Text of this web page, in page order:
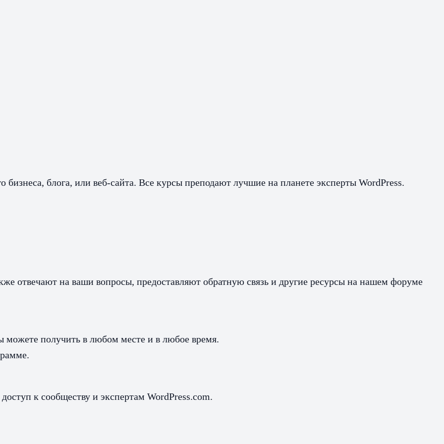
бизнеса, блога, или веб-сайта. Все курсы преподают лучшие на планете эксперты WordPress.
отвечают на ваши вопросы, предоставляют обратную связь и другие ресурсы на нашем форуме
можете получить в любом месте и в любое время.
к сообществу и экспертам WordPress.com.